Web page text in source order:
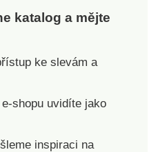
katalog a mějte
ke slevám a
shopu uvidíte jako
inspiraci na